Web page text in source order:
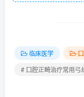
临床医学
# 口腔正畸治疗常用弓